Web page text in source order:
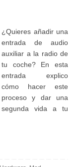
¿Quieres añadir una
entrada de audio
auxiliar a la radio de
tu coche? En esta
entrada explico
cómo hacer este
proceso y dar una
segunda vida a tu